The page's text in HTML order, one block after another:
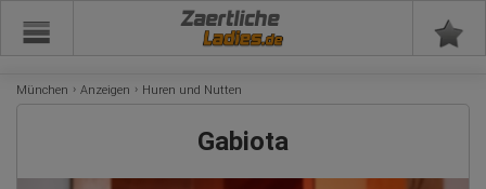
Zaertliche
München Anzeigen Huren und Nutten
Gabiota